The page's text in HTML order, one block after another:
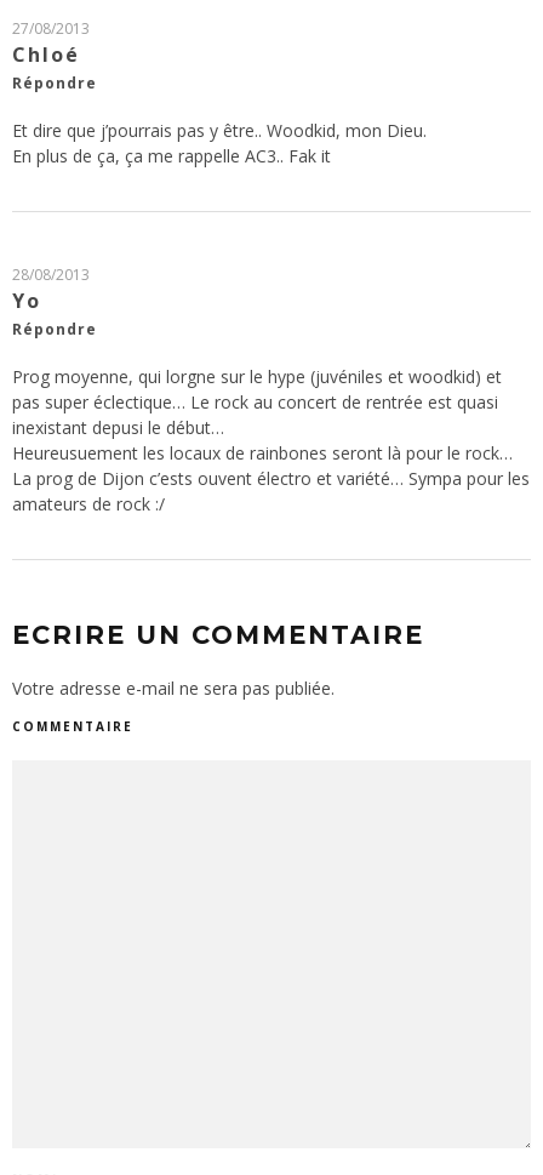
27/08/2013
Chloé
Répondre
Et dire que j’pourrais pas y être.. Woodkid, mon Dieu.
En plus de ça, ça me rappelle AC3.. Fak it
28/08/2013
Yo
Répondre
Prog moyenne, qui lorgne sur le hype (juvéniles et woodkid) et
pas super éclectique… Le rock au concert de rentrée est quasi
inexistant depusi le début…
Heureusuement les locaux de rainbones seront là pour le rock…
La prog de Dijon c’ests ouvent électro et variété… Sympa pour les
amateurs de rock :/
ECRIRE UN COMMENTAIRE
Votre adresse e-mail ne sera pas publiée.
COMMENTAIRE